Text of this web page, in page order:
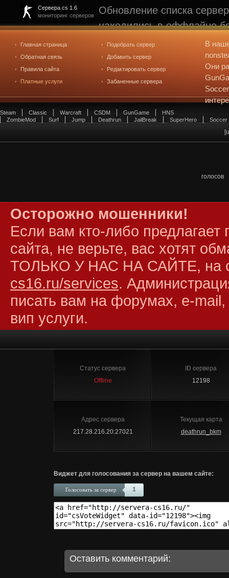
Сервера cs 1.6
мониторинг серверов
Обновление списка
находились в оффлайне
рейтинге не участвуют.
редактирования
.
Главная страница
Обратная связь
Правила сайта
Платные услуги
Подобрать сервер
Добавить сервер
Редактировать сервер
Забаненные сервера
В
Они
Steam Classic Warcraft CSDM GunGame
HNS
ZombieMod
Surf Jump Deathrun JailBreak SuperHero Soccer
голосов
Осторожно мошенники!
Если вам кто-либо
сайта, не верьте, вас хотят
ТОЛЬКО У НАС НА САЙТЕ, на
cs16.ru/services.
писать вам на форумах, e-mail,
вип услуги.
Статус сервера
Offline
ID сервера
12198
Адрес сервера
217.28.216.20:27021
Текущая карта
deathrun_bkm
Виджет для голосования за сервер на вашем сайте:
1
Голосовать за сервер
Оставить комментарий: